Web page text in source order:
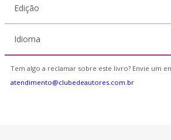
Edição
Idioma
Tem algo a reclamar sobre este livro? Envie um
atendimento@clubedeautores.com.br